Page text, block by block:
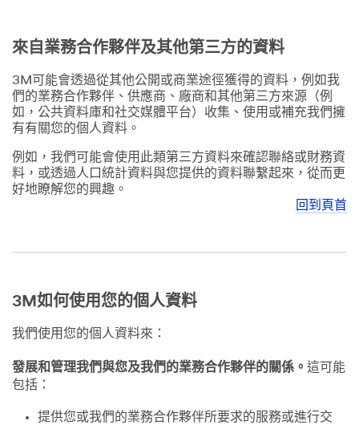
來自業務合作夥伴及其他第三方的資料
3M可能會透過從其他公開或商業途徑獲得的資料，例如我
們的業務合作夥伴、供應商、廠商和其他第三方來源（例
如，公共資料庫和社交媒體平台）收集、使用或補充我們擁
有有關您的個人資料。
例如，我們可能會使用此類第三方資料來確認聯絡或財務資
料，或透過人口統計資料與您提供的資料聯繫起來，從而更
好地瞭解您的興趣。
回到頁首
3M如何使用您的個人資料
我們使用您的個人資料來：
發展和管理我們與您及我們的業務合作夥伴的關係。 這可能
包括：
提供您或我們的業務合作夥伴所要求的服務或進行交